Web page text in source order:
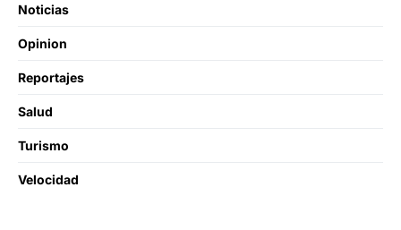
Noticias
Opinion
Reportajes
Salud
Turismo
Velocidad